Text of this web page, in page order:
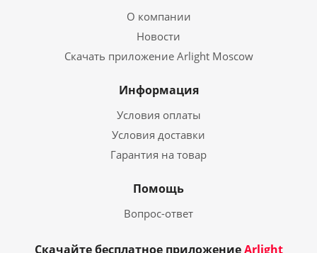
О компании
Новости
Скачать приложение Arlight Moscow
Информация
Условия оплаты
Условия доставки
Гарантия на товар
Помощь
Вопрос-ответ
Скачайте бесплатное приложениеArlight